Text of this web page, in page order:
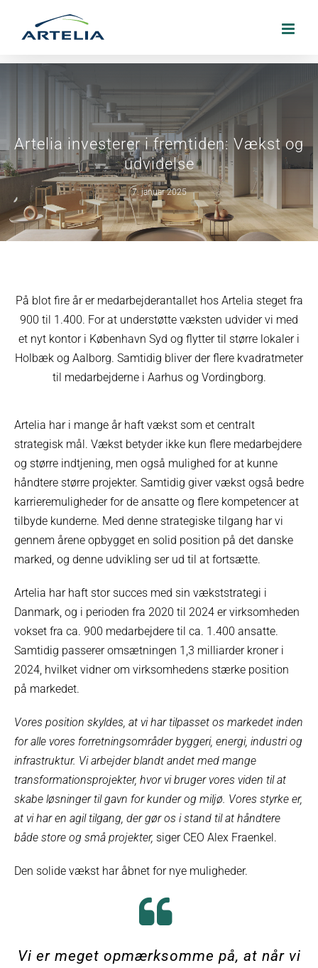
Artelia investerer i fremtiden: Vækst og
udvidelse
7. januar 2025
På blot fire år er medarbejderantallet hos Artelia steget fra
900 til 1.400. For at understøtte væksten udvider vi med
et nyt kontor i København Syd og flytter til større lokaler i
Holbæk og Aalborg. Samtidig bliver der flere kvadratmeter
til medarbejderne i Aarhus og Vordingborg.
Artelia har i mange år haft vækst som et centralt
strategisk mål. Vækst betyder ikke kun flere medarbejdere
og større indtjening, men også mulighed for at kunne
håndtere større projekter. Samtidig giver vækst også bedre
karrieremuligheder for de ansatte og flere kompetencer at
tilbyde kunderne. Med denne strategiske tilgang har vi
gennem årene opbygget en solid position på det danske
marked, og denne udvikling ser ud til at fortsætte.
Artelia har haft stor succes med sin vækststrategi i
Danmark, og i perioden fra 2020 til 2024 er virksomheden
vokset fra ca. 900 medarbejdere til ca. 1.400 ansatte.
Samtidig passerer omsætningen 1,3 milliarder kroner i
2024, hvilket vidner om virksomhedens stærke position
på markedet.
Vores position skyldes, at vi har tilpasset os markedet inden
for alle vores forretningsområder byggeri, energi, industri og
infrastruktur. Vi arbejder blandt andet med mange
transformationsprojekter, hvor vi bruger vores viden til at
skabe løsninger til gavn for kunder og miljø. Vores styrke er,
at vi har en agil tilgang, der gør os i stand til at håndtere
både store og små projekter, siger CEO Alex Fraenkel.
Den solide vækst har åbnet for nye muligheder.
Vi er meget opmærksomme på, at når vi